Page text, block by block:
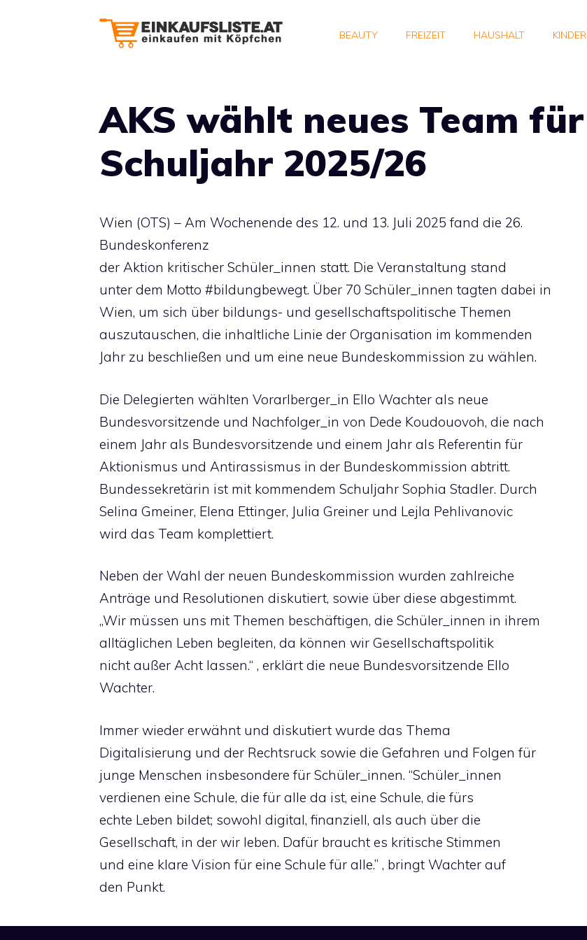
BEAUTY FREIZEIT HAUSHALT KINDER
AKS wählt neues Team für
Schuljahr 2025/26
Wien (OTS) – Am Wochenende des 12. und 13. Juli 2025 fand die 26.
Bundeskonferenz
der Aktion kritischer Schüler_innen statt. Die Veranstaltung stand
unter dem Motto #bildungbewegt. Über 70 Schüler_innen tagten dabei in
Wien, um sich über bildungs- und gesellschaftspolitische Themen
auszutauschen, die inhaltliche Linie der Organisation im kommenden
Jahr zu beschließen und um eine neue Bundeskommission zu wählen.
Die Delegierten wählten Vorarlberger_in Ello Wachter als neue
Bundesvorsitzende und Nachfolger_in von Dede Koudouovoh, die nach
einem Jahr als Bundesvorsitzende und einem Jahr als Referentin für
Aktionismus und Antirassismus in der Bundeskommission abtritt.
Bundessekretärin ist mit kommendem Schuljahr Sophia Stadler. Durch
Selina Gmeiner, Elena Ettinger, Julia Greiner und Lejla Pehlivanovic
wird das Team komplettiert.
Neben der Wahl der neuen Bundeskommission wurden zahlreiche
Anträge und Resolutionen diskutiert, sowie über diese abgestimmt.
„Wir müssen uns mit Themen beschäftigen, die Schüler_innen in ihrem
alltäglichen Leben begleiten, da können wir Gesellschaftspolitik
nicht außer Acht lassen.“ , erklärt die neue Bundesvorsitzende Ello
Wachter.
Immer wieder erwähnt und diskutiert wurde das Thema
Digitalisierung und der Rechtsruck sowie die Gefahren und Folgen für
junge Menschen insbesondere für Schüler_innen. “Schüler_innen
verdienen eine Schule, die für alle da ist, eine Schule, die fürs
echte Leben bildet; sowohl digital, finanziell, als auch über die
Gesellschaft, in der wir leben. Dafür braucht es kritische Stimmen
und eine klare Vision für eine Schule für alle.” , bringt Wachter auf
den Punkt.